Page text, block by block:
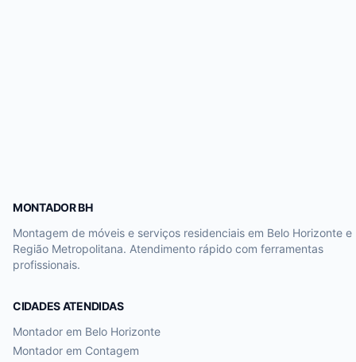
MONTADOR BH
Montagem de móveis e serviços residenciais em Belo Horizonte e
Região Metropolitana. Atendimento rápido com ferramentas
profissionais.
CIDADES ATENDIDAS
Montador em Belo Horizonte
Montador em Contagem